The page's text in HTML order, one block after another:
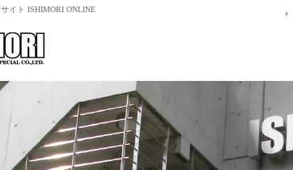
イト ISHIMORI ONLINE